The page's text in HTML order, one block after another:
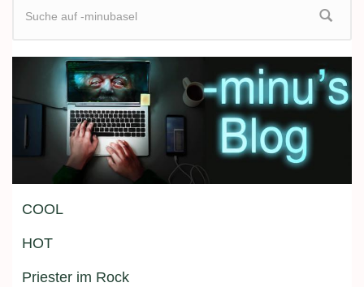
Suchformular
COOL
HOT
Priester im Rock